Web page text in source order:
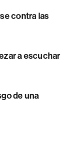
contra las
a escuchar
de una